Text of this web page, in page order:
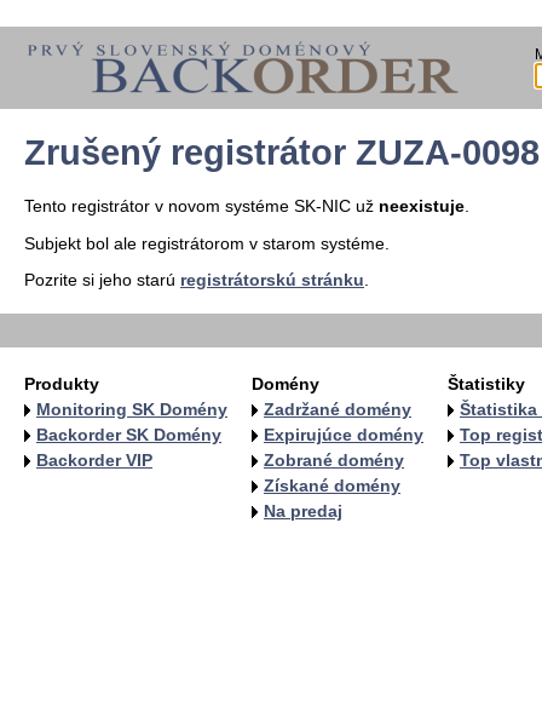
Zrušený registrátor ZUZA-0098
Tento registrátor v novom systéme SK-NIC už neexistuje.
Subjekt bol ale registrátorom v starom systéme.
Pozrite si jeho starú registrátorskú stránku
Produkty
Monitoring SK Domény
Backorder SK Domény
Backorder VIP
Domény
Zadržané domény
Expirujúce domény
Zobrané domény
Získané domény
Na predaj
Štatistiky
Štatistika
Top
Top